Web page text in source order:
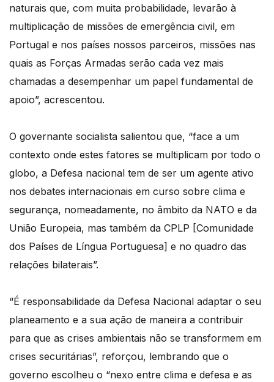
naturais que, com muita probabilidade, levarão à
multiplicação de missões de emergência civil, em
Portugal e nos países nossos parceiros, missões nas
quais as Forças Armadas serão cada vez mais
chamadas a desempenhar um papel fundamental de
apoio”, acrescentou.
O governante socialista salientou que, “face a um
contexto onde estes fatores se multiplicam por todo o
globo, a Defesa nacional tem de ser um agente ativo
nos debates internacionais em curso sobre clima e
segurança, nomeadamente, no âmbito da NATO e da
União Europeia, mas também da CPLP [Comunidade
dos Países de Língua Portuguesa] e no quadro das
relações bilaterais”.
“É responsabilidade da Defesa Nacional adaptar o seu
planeamento e a sua ação de maneira a contribuir
para que as crises ambientais não se transformem em
crises securitárias”, reforçou, lembrando que o
governo escolheu o “nexo entre clima e defesa e as